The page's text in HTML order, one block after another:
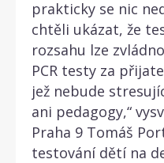
prakticky se nic
chtěli ukázat, že
rozsahu lze
PCR testy za
jež nebude
ani pedagogy,“
Praha 9 Tomáš
testování dětí na